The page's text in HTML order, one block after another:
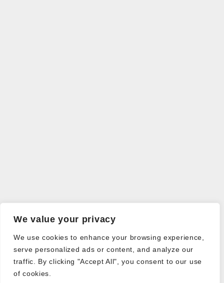
We value your privacy
We use cookies to enhance your browsing experience,
serve personalized ads or content, and analyze our
traffic. By clicking "Accept All", you consent to our use
of cookies.